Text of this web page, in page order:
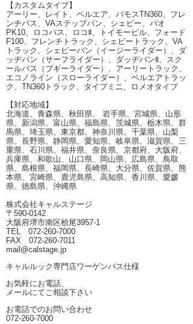
【カスタムタイプ】
アーリー、レイト、ベルエア、バモスTN360、フレ
ンチバス、VAステップバン、シェビー、パオ
PK10、ロコバス、ロコⅡ、トイモービル、フォード
F100、フレンチトラック、シェビートラック、VA
トラック、シェビーバン（イージーライダー）、ダ
ッヂバン（サーフライダー）、ダッヂバンⅡ、スク
ールバス（ブギーライダー）、アーリートラック、
エコノライン（スローライダー）、ベルエアトラッ
ク、TN360トラック、タイプミニ、ロメオタイプ
【対応地域】
北海道、青森県、秋田県、 岩手県、宮城県、山形
県、新潟県、富山県、福島県、茨城県、栃木県、群
馬県、埼玉県、東京都、神奈川県、千葉県、山梨
県、長野県、静岡県、愛知県、岐阜県、滋賀県、三
重県、石川県、福井県、奈良県、京都府、大阪府、
兵庫県、和歌山、山口県、岡山県、広島県、鳥取
県、島根県、福岡県、長崎県、大分県、佐賀県、熊
本県、宮崎県、鹿児島県、高知県、香川県、愛媛
県、徳島県、沖縄県
株式会社キャルステージ
〒590-0142
大阪府堺市南区桧尾3957-1
TEL 072-260-7000
FAX 072-260-7011
mail@calstage.jp
キャルルック専門店ワーゲンバス仕様
お気軽にお電話、
メールにてご相談下さい
お電話でのお問い合わせ
072-260-7000